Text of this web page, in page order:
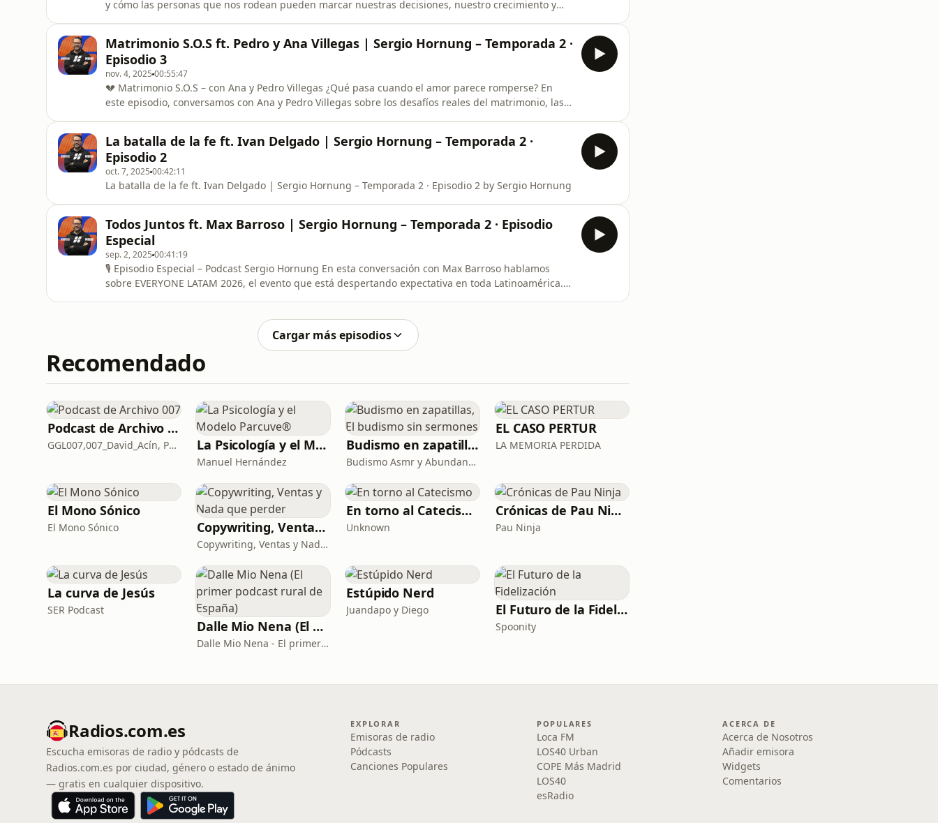
y cómo las personas que nos rodean pueden marcar nuestras decisiones, nuestro crecimiento y
profunda y cercana que i
Matrimonio S.O.S ft. Pedro y Ana Villegas | Sergio Hornung – Temporada 2 ·
Episodio 3
nov. 4, 2025 00:55:47
💔 Matrimonio S.O.S – con Ana y Pedro Villegas ¿Qué pasa cuando el amor parece romperse? En
este episodio, conversamos con Ana y Pedro Villegas sobre los desafíos reales del matrimonio, las
Matrimonio S.O.S
La batalla de la fe ft. Ivan Delgado | Sergio Hornung – Temporada 2 ·
Episodio 2
oct. 7, 2025 00:42:11
La batalla de la fe ft. Ivan Delgado | Sergio Hornung – Temporada 2 · Episodio 2 by Sergio Hornung
Todos Juntos ft. Max Barroso | Sergio Hornung – Temporada 2 · Episodio
Especial
sep. 2, 2025 00:41:19
🎙️ Episodio Especial – Podcast Sergio Hornung En esta conversación con Max Barroso hablamos
sobre EVERYONE LATAM 2026, el evento que está despertando expectativa en toda Latinoamérica.
Cargar más episodios
Recomendado
Podcast de Archivo 007
GGL007,007_David_Acín, Pablo_Ortega, 58, AlbertoBond y Claalc La Psicología y el Modelo Parcuve®
Manuel Hernández
Budismo en zapatillas, El budismo sin sermones
Budismo Asmr y Abundancia
EL CASO PERTUR
LA MEMORIA PERDIDA
El Mono Sónico
El Mono Sónico Copywriting, Ventas y Nada que perder
Copywriting, Ventas y Nada que Perder
En torno al Catecismo
Unknown
Crónicas de Pau Ninja
Pau Ninja
La curva de Jesús
SER Podcast
Dalle Mio Nena (El primer podcast rural de España)
Dalle Mio Nena - El primer podcast rural de España
Estúpido Nerd
Juandapo y Diego El Futuro de la Fidelización
Spoonity
Radios.com.es
Escucha emisoras de radio y pódcasts de
Radios.com.es por ciudad, género o estado de ánimo
— gratis en cualquier dispositivo.
EXPLORAR
Emisoras de radio
Pódcasts
Canciones Populares
POPULARES
Loca FM
LOS40 Urban
COPE Más Madrid
LOS40
esRadio
ACERCA DE
Acerca de Nosotros
Añadir emisora
Widgets
Comentarios